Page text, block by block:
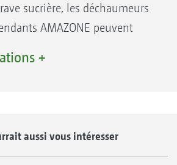
sucrière, les déchaumeurs
AMAZONE peuvent
de nombreux rouleaux,
supplémentaire. Les
aussi la répartition
+
aussi vous intéresser